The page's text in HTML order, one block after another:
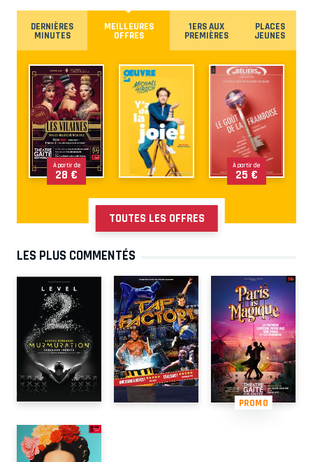
DERNIÈRES
MINUTES
MEILLEURES
OFFRES
1ERS AUX
PREMIÈRES
PLACES
JEUNES
À partir de
28 €
À partir de
25 €
TOUTES LES OFFRES
LES PLUS COMMENTÉS
PROMO